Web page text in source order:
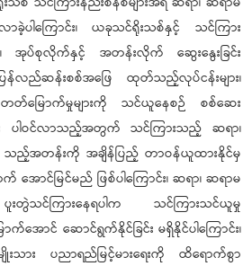
ခဲ့ပါကြောင်း၊ ယခုသင်ရိုးသစ်နှင့် သင်ကြား
၊ အုပ်စုလိုက်နှင့် အတန်းလိုက် ဆွေးနွေးခြင်း
န်လည်ဆန်းစစ်အဖြေ ထုတ်သည့်လုပ်ငန်းများ၊
တတ်မြောက်မှုများကို သင်ယူနေစဉ် စစ်ဆေး
း ပါဝင်လာသည့်အတွက် သင်ကြားသည့် ဆရာ၊
သည့်အတန်းကို အချိန်ပြည့် တာဝန်ယူထားနိုင်မှ
အောင်မြင်မည် ဖြစ်ပါကြောင်း၊ ဆရာ၊ ဆရာမ
သင်ကြားနေရပါက သင်ကြားသင်ယူမှု
က်အောင် ဆောင်ရွက်နိုင်ခြင်း မရှိနိုင်ပါကြောင်း၊
သား ပညာရည်မြင့်မားရေးကို ထိရောက်စွာ